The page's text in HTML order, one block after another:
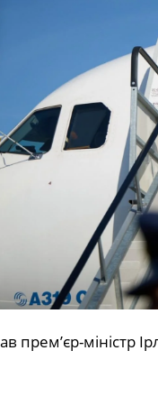
прем’єр-міністр